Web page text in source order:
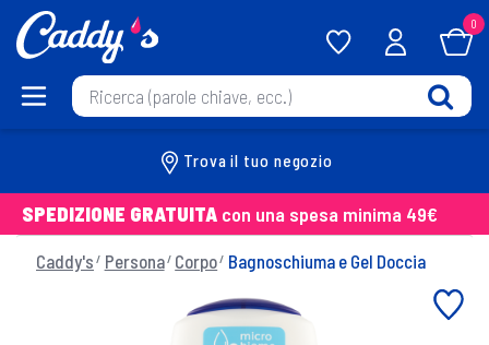
0
Trova il tuo negozio
SPEDIZIONE GRATUITA con una spesa minima 49€
Caddy's Persona Corpo Bagnoschiuma e Gel Doccia